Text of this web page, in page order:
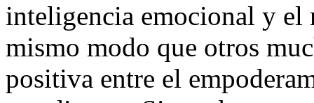
inteligencia emocional y el
mismo modo que otros
positiva entre el